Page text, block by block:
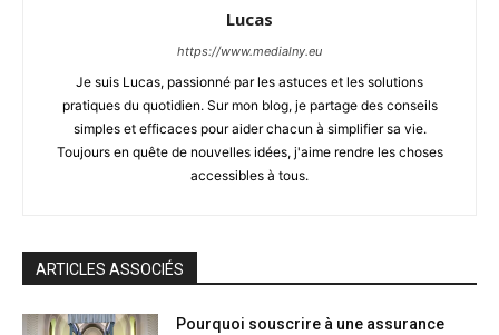
Lucas
https://www.medialny.eu
Je suis Lucas, passionné par les astuces et les solutions
pratiques du quotidien. Sur mon blog, je partage des conseils
simples et efficaces pour aider chacun à simplifier sa vie.
Toujours en quête de nouvelles idées, j'aime rendre les choses
accessibles à tous.
ARTICLES ASSOCIÉS
Pourquoi souscrire à une assurance